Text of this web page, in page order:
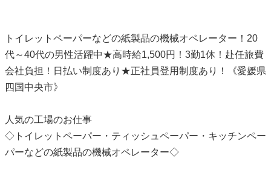
トイレットペーパーなどの紙製品の機械オペレーター！20
代～40代の男性活躍中★高時給1,500円！3勤1休！赴任旅費
会社負担！日払い制度あり★正社員登用制度あり！《愛媛県
四国中央市》
人気の工場のお仕事
◇トイレットペーパー・ティッシュペーパー・キッチンペー
パーなどの紙製品の機械オペレーター◇